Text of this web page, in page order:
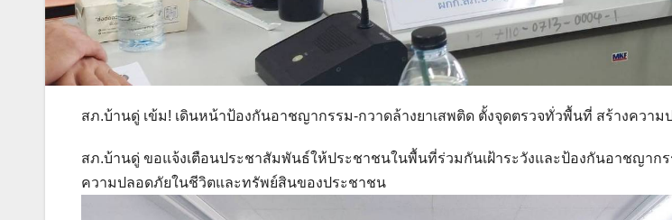
สภ.บ้านดู่ เข้ม! เดินหน้าป้องกันอาชญากรรม-กวาดล้างยาเสพติด ตั้งจุดตรวจทั่วพื้นที่ สร้างควา
สภ.บ้านดู่ ขอแจ้งเตือนประชาสัมพันธ์ให้ประชาชนในพื้นที่ร่วมกันเฝ้าระวังและป้องกันอาชญากร
ความปลอดภัยในชีวิตและทรัพย์สินของประชาชน